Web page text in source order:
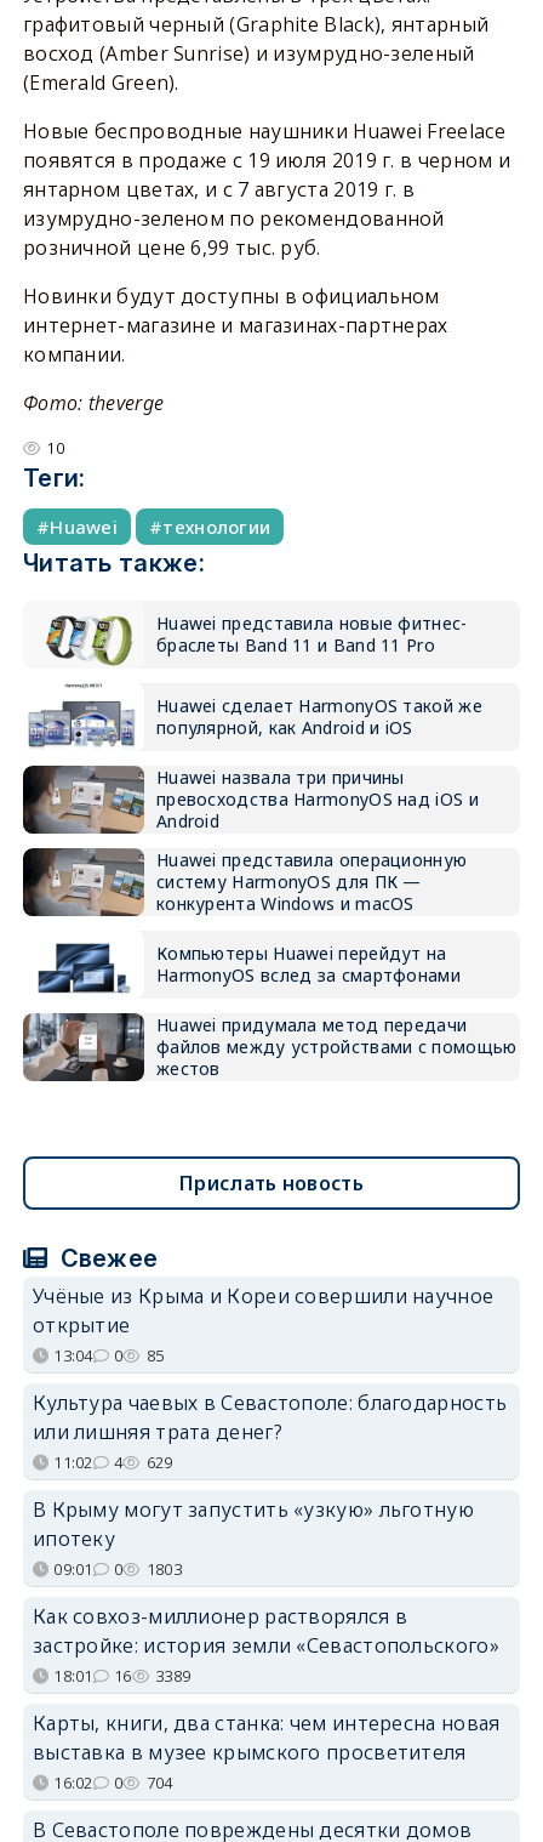
графитовый черный (Graphite Black), янтарный
восход (Amber Sunrise) и изумрудно-зеленый
(Emerald Green).
Новые беспроводные наушники Huawei Freelace
появятся в продаже с 19 июля 2019 г. в черном и
янтарном цветах, и с 7 августа 2019 г. в
изумрудно-зеленом по рекомендованной
розничной цене 6,99 тыс. руб.
Новинки будут доступны в официальном
интернет-магазине и магазинах-партнерах
компании.
Фото: theverge
10
Теги:
Huawei технологии
Читать также:
Huawei представила новые фитнес-
браслеты Band 11 и Band 11 Pro
Huawei сделает HarmonyOS такой же
популярной, как Android и iOS
Huawei назвала три причины
превосходства HarmonyOS над iOS и
Android
Huawei представила операционную
систему HarmonyOS для ПК —
конкурента Windows и macOS
Компьютеры Huawei перейдут на
HarmonyOS вслед за смартфонами
Huawei придумала метод передачи
файлов между устройствами с помощью
жестов
Прислать новость
Свежее
Учёные из Крыма и Кореи совершили научное
открытие
13:04 0 85
Культура чаевых в Севастополе: благодарность
или лишняя трата денег?
11:02 4 629
В Крыму могут запустить «узкую» льготную
ипотеку
09:01 0 1803
Как совхоз-миллионер растворялся в
застройке: история земли «Севастопольского»
18:01 16 3389
Карты, книги, два станка: чем интересна новая
выставка в музее крымского просветителя
16:02 0 704
В Севастополе повреждены десятки домов